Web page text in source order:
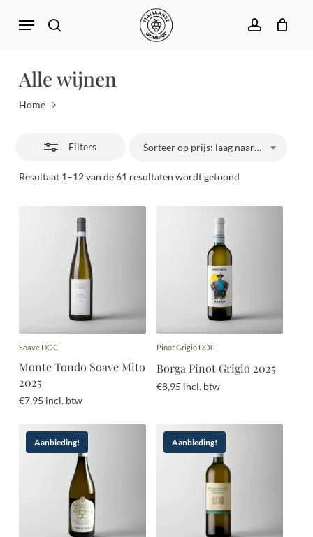
search account
Menu
Winkelwagen Close
Alle wijnen
Home
Filters
Resultaat 1–12 van de 61 resultaten wordt getoondGesorteerd
laag
Sorteer op prijs: laag naar hoog
Close
Soave DOC
Monte Tondo Soave Mito
2025
€7,95 incl. btw
Pinot Grigio DOC
Borga Pinot Grigio 2025
€8,95 incl. btw
Aanbieding! Aanbieding!